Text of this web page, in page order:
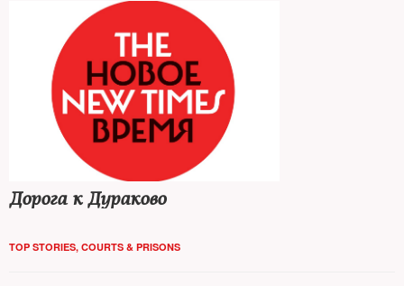
Дорога к Дураково
TOP STORIES, COURTS & PRISONS